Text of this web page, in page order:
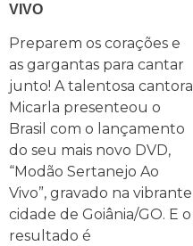
VIVO
Preparem os corações e
as gargantas para cantar
junto! A talentosa cantora
Micarla presenteou o
Brasil com o lançamento
do seu mais novo DVD,
“Modão Sertanejo Ao
Vivo”, gravado na vibrante
cidade de Goiânia/GO. E o
resultado é